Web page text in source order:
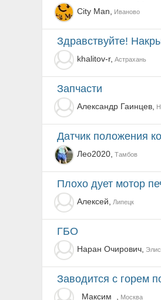
City Man, Иваново
Здравствуйте!
khalitov-r, Астрахань
Запчасти
Александр Гаинцев,
Датчик положения
Лео2020, Тамбов
Плохо дует мотор
Алексей, Липецк
ГБО
Наран Очирович,
Заводится с горем
_Максим_, Москва